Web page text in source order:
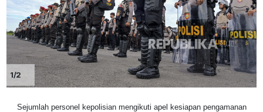
1/2
Sejumlah personel kepolisian mengikuti apel kesiapan pengamanan